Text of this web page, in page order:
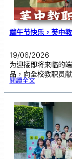
端午节快乐，芙中教
19/06/2026
为迎接即将来临的
品，向全校教职员
閱讀全文:端
快
，
芙
中
教
师
们
！